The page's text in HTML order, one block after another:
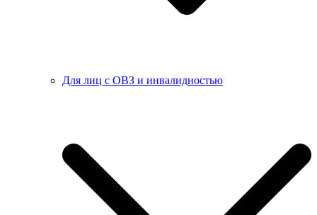
Для лиц с ОВЗ и инвалидностью